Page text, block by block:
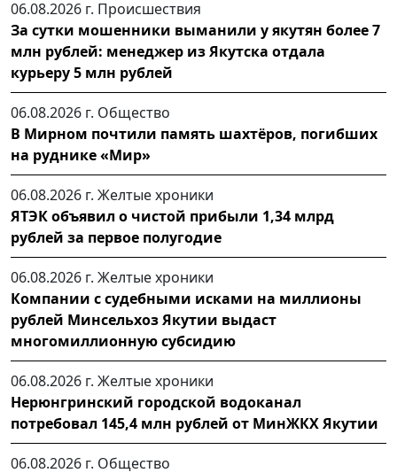
06.08.2026 г. Происшествия
За сутки мошенники выманили у якутян более 7
млн рублей: менеджер из Якутска отдала
курьеру 5 млн рублей
06.08.2026 г. Общество
В Мирном почтили память шахтёров, погибших
на руднике «Мир»
06.08.2026 г. Желтые хроники
ЯТЭК объявил о чистой прибыли 1,34 млрд
рублей за первое полугодие
06.08.2026 г. Желтые хроники
Компании с судебными исками на миллионы
рублей Минсельхоз Якутии выдаст
многомиллионную субсидию
06.08.2026 г. Желтые хроники
Нерюнгринский городской водоканал
потребовал 145,4 млн рублей от МинЖКХ Якутии
06.08.2026 г. Общество